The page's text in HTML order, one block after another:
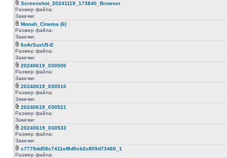
Screenshot_20241119_173840_Browser
Размер файла:
Закачки:
Monah_Cinema (6)
Размер файла:
Закачки:
6oArSuxU5-E
Размер файла:
Закачки:
20240619_030500
Размер файла:
Закачки:
20240619_030510
Размер файла:
Закачки:
20240619_030521
Размер файла:
Закачки:
20240619_030533
Размер файла:
Закачки:
c7770dd58c7411ef8d0cb2c809d73460_1
Размер файла: